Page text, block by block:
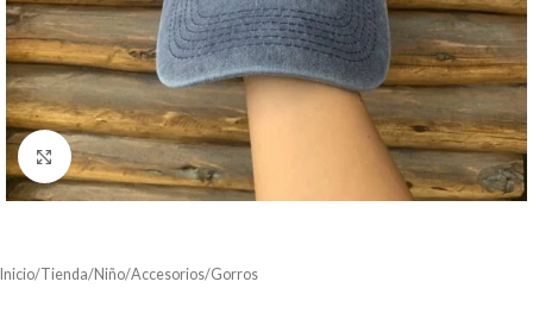
Clic para ampliar
Inicio/Tienda/Niño/Accesorios/Gorros